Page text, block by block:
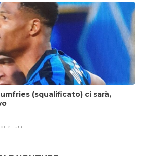
(squalificato) ci sarà,
lettura